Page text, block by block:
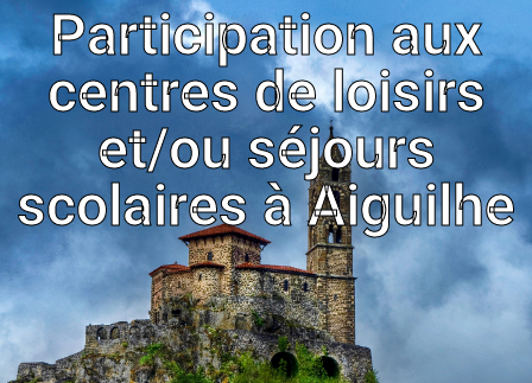
Participation aux
centres de loisirs
et/ou séjours
scolaires à Aiguilhe